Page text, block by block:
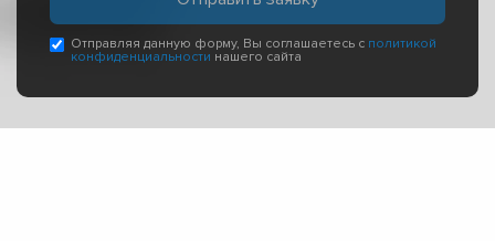
Отправляя данную форму, Вы соглашаетесь с политикой
конфиденциальности нашего сайта